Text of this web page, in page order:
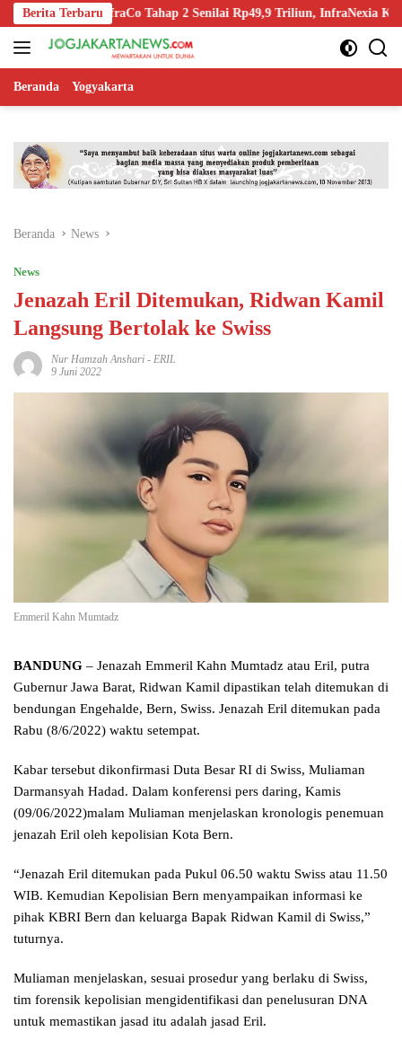
Langsung
ke
konten
Berita Terbaru
Off InfraCo Tahap 2 Senilai Rp49,9 Triliun, InfraNexia Kelola 112.000
Beranda Yogyakarta
Beranda News
News
Jenazah Eril Ditemukan, Ridwan Kamil
Langsung Bertolak ke Swiss
Nur Hamzah Anshari - ERIL
9 Juni 2022
Emmeril Kahn Mumtadz
BANDUNG – Jenazah Emmeril Kahn Mumtadz atau Eril, putra
Gubernur Jawa Barat, Ridwan Kamil dipastikan telah ditemukan di
bendungan Engehalde, Bern, Swiss. Jenazah Eril ditemukan pada
Rabu (8/6/2022) waktu setempat.
Kabar tersebut dikonfirmasi Duta Besar RI di Swiss, Muliaman
Darmansyah Hadad. Dalam konferensi pers daring, Kamis
(09/06/2022)malam Muliaman menjelaskan kronologis penemuan
jenazah Eril oleh kepolisian Kota Bern.
“Jenazah Eril ditemukan pada Pukul 06.50 waktu Swiss atau 11.50
WIB. Kemudian Kepolisian Bern menyampaikan informasi ke
pihak KBRI Bern dan keluarga Bapak Ridwan Kamil di Swiss,”
tuturnya.
Muliaman menjelaskan, sesuai prosedur yang berlaku di Swiss,
tim forensik kepolisian mengidentifikasi dan penelusuran DNA
untuk memastikan jasad itu adalah jasad Eril.